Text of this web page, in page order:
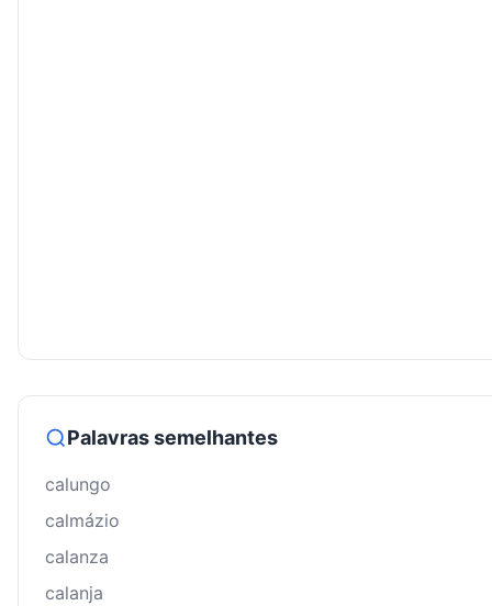
Palavras semelhantes
calungo
calmázio
calanza
calanja